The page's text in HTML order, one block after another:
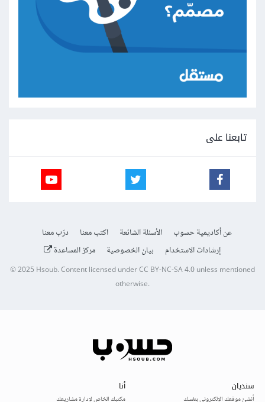
تابعنا على
عن أكاديمية حسوب الأسئلة الشائعة اكتب معنا
درّب معنا
إرشادات الاستخدام
بيان الخصوصية مركز المساعدة
© 2025Hsoub.Content licensed underCC BY-NC-SA 4.0unless mentioned
otherwise.